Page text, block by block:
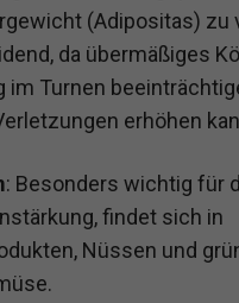
(Adipositas) zu
da übermäßiges
im Turnen
erhöhen
: Besonders wichtig für
findet sich in
Nüssen und